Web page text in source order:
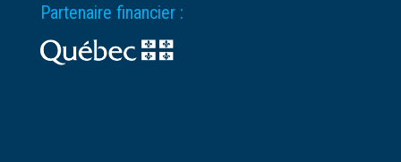
Partenaire financier :